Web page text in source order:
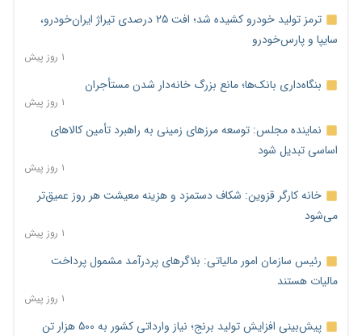
ترمز تولید خودرو کشیده شد؛ افت ۲۵ درصدی تیراژ ایران‌خودرو،
سایپا و پارس‌خودرو
۱ روز پیش
بنگاه‌داری بانک‌ها؛ مانع بزرگ خانه‌دار شدن مستأجران
۱ روز پیش
نماینده مجلس: توسعه مرزهای زمینی به راهبرد تأمین کالاهای
اساسی تبدیل شود
۱ روز پیش
خانه کارگر قزوین: شکاف دستمزد و هزینه معیشت هر روز عمیق‌تر
می‌شود
۱ روز پیش
رئیس سازمان امور مالیاتی: بلاگرهای پردرآمد مشمول پرداخت
مالیات هستند
۱ روز پیش
پیش‌بینی افزایش تولید برنج؛ نیاز وارداتی کشور به ۵۰۰ هزار تن